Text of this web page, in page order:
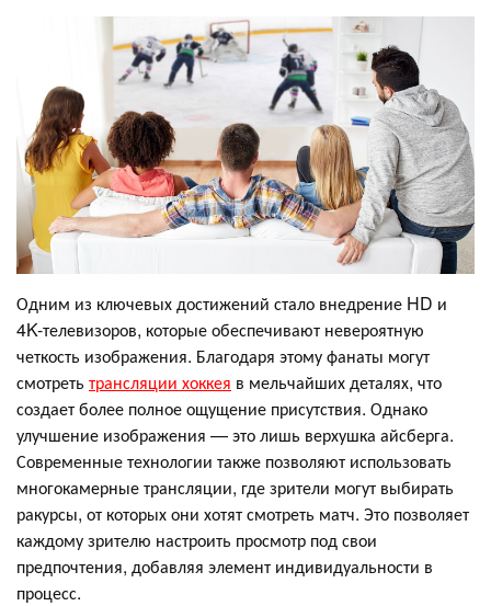
Одним из ключевых достижений стало внедрение HD и
4K-телевизоров, которые обеспечивают невероятную
четкость изображения. Благодаря этому фанаты могут
смотреть трансляции хоккея в мельчайших деталях, что
создает более полное ощущение присутствия. Однако
улучшение изображения — это лишь верхушка айсберга.
Современные технологии также позволяют использовать
многокамерные трансляции, где зрители могут выбирать
ракурсы, от которых они хотят смотреть матч. Это позволяет
каждому зрителю настроить просмотр под свои
предпочтения, добавляя элемент индивидуальности в
процесс.